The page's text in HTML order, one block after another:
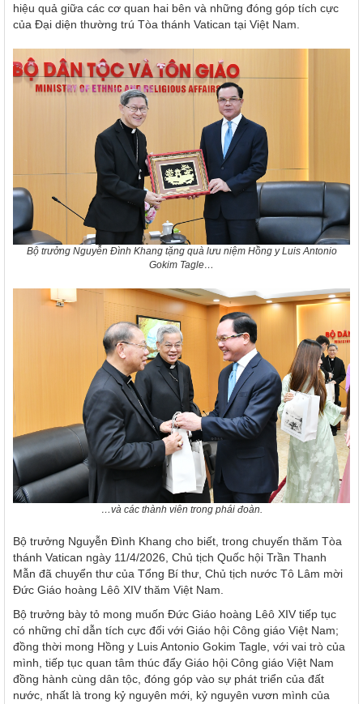
hiệu quả giữa các cơ quan hai bên và những đóng góp tích cực
của Đại diện thường trú Tòa thánh Vatican tại Việt Nam.
Bộ trưởng Nguyễn Đình Khang tặng quà lưu niệm Hồng y Luis Antonio
Gokim Tagle…
…và các thành viên trong phái đoàn.
Bộ trưởng Nguyễn Đình Khang cho biết, trong chuyến thăm Tòa
thánh Vatican ngày 11/4/2026, Chủ tịch Quốc hội Trần Thanh
Mẫn đã chuyển thư của Tổng Bí thư, Chủ tịch nước Tô Lâm mời
Đức Giáo hoàng Lêô XIV thăm Việt Nam.
Bộ trưởng bày tỏ mong muốn Đức Giáo hoàng Lêô XIV tiếp tục
có những chỉ dẫn tích cực đối với Giáo hội Công giáo Việt Nam;
đồng thời mong Hồng y Luis Antonio Gokim Tagle, với vai trò của
mình, tiếp tục quan tâm thúc đẩy Giáo hội Công giáo Việt Nam
đồng hành cùng dân tộc, đóng góp vào sự phát triển của đất
nước, nhất là trong kỷ nguyên mới, kỷ nguyên vươn mình của